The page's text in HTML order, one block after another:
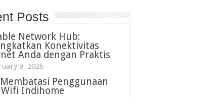
Posts
Network Hub:
Konektivitas
Anda dengan Praktis
9, 2026
Penggunaan
Wifi Indihome